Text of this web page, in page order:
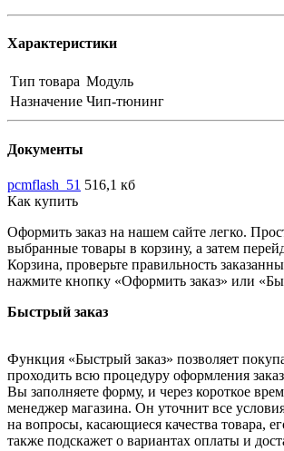
Характеристики
Тип товара Модуль
Назначение Чип-тюнинг
Документы
pcmflash_51 516,1 кб
Как купить
Оформить заказ на нашем сайте легко.
выбранные товары в корзину, а затем
Корзина, проверьте правильность
нажмите кнопку «Оформить заказ» или
Быстрый заказ
Функция «Быстрый заказ» позволяет
проходить всю процедуру оформления
Вы заполняете форму, и через короткое
менеджер магазина. Он уточнит все условия
на вопросы, касающиеся качества товара,
также подскажет о вариантах оплаты и